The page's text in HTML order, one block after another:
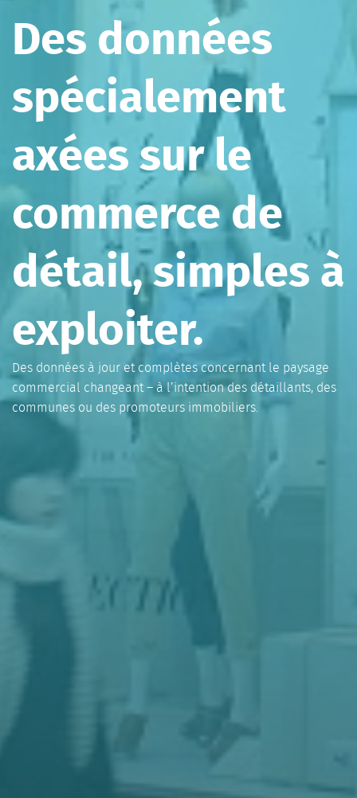
Des données
spécialement
axées sur le
commerce de
détail, simples à
exploiter.
Des données à jour et complètes concernant le paysage
commercial changeant – à l’intention des détaillants, des
communes ou des promoteurs immobiliers.